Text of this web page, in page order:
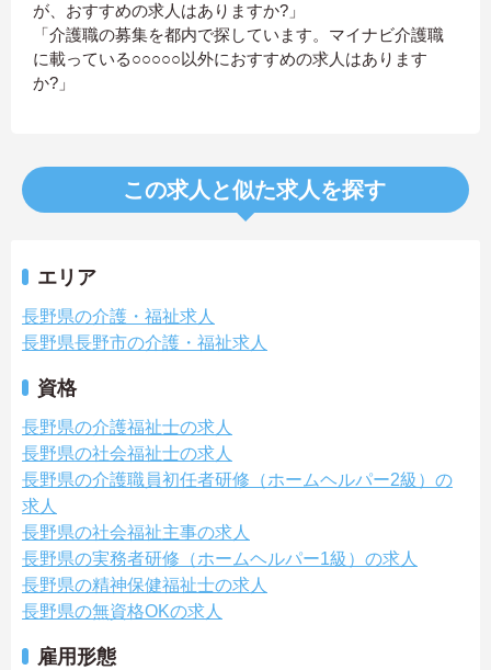
が、おすすめの求人はありますか?」
「介護職の募集を都内で探しています。マイナビ介護職
に載っている○○○○○以外におすすめの求人はあります
か?」
この求人と似た求人を探す
エリア
長野県の介護・福祉求人
長野県長野市の介護・福祉求人
資格
長野県の介護福祉士の求人
長野県の社会福祉士の求人
長野県の介護職員初任者研修（ホームヘルパー2級）の
求人
長野県の社会福祉主事の求人
長野県の実務者研修（ホームヘルパー1級）の求人
長野県の精神保健福祉士の求人
長野県の無資格OKの求人
雇用形態